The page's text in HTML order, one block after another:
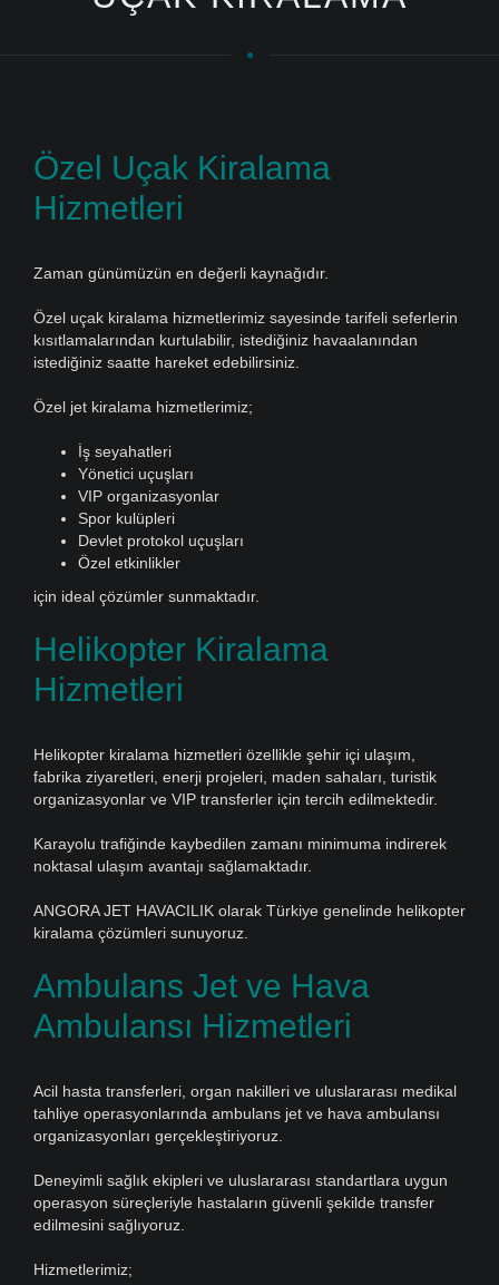
Özel Uçak Kiralama
Hizmetleri
Zaman günümüzün en değerli kaynağıdır.
Özel uçak kiralama hizmetlerimiz sayesinde tarifeli seferlerin
kısıtlamalarından kurtulabilir, istediğiniz havaalanından
istediğiniz saatte hareket edebilirsiniz.
Özel jet kiralama hizmetlerimiz;
İş seyahatleri
Yönetici uçuşları
VIP organizasyonlar
Spor kulüpleri
Devlet protokol uçuşları
Özel etkinlikler
için ideal çözümler sunmaktadır.
Helikopter Kiralama
Hizmetleri
Helikopter kiralama hizmetleri özellikle şehir içi ulaşım,
fabrika ziyaretleri, enerji projeleri, maden sahaları, turistik
organizasyonlar ve VIP transferler için tercih edilmektedir.
Karayolu trafiğinde kaybedilen zamanı minimuma indirerek
noktasal ulaşım avantajı sağlamaktadır.
ANGORA JET HAVACILIK olarak Türkiye genelinde helikopter
kiralama çözümleri sunuyoruz.
Ambulans Jet ve Hava
Ambulansı Hizmetleri
Acil hasta transferleri, organ nakilleri ve uluslararası medikal
tahliye operasyonlarında ambulans jet ve hava ambulansı
organizasyonları gerçekleştiriyoruz.
Deneyimli sağlık ekipleri ve uluslararası standartlara uygun
operasyon süreçleriyle hastaların güvenli şekilde transfer
edilmesini sağlıyoruz.
Hizmetlerimiz;